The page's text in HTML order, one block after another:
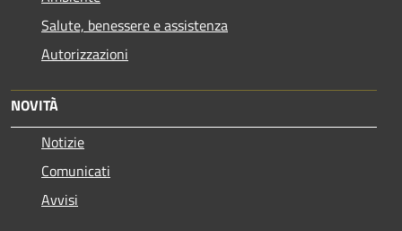
Salute, benessere e assistenza
Autorizzazioni
NOVITÀ
Notizie
Comunicati
Avvisi